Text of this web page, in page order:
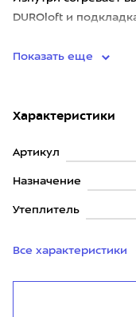
DUROloft и
Показать еще
Характеристики
Артикул
Назначение
Утеплитель
Все характеристики